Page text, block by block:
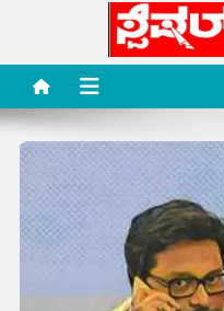
content
Special
Special News Media